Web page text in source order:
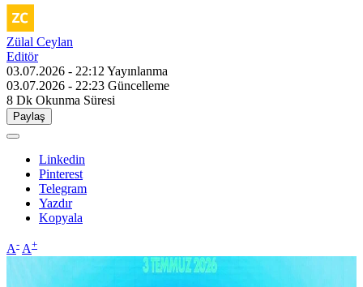
Zülal Ceylan
Editör
03.07.2026 - 22:12 Yayınlanma
03.07.2026 - 22:23 Güncelleme
8 Dk Okunma Süresi
Paylaş
Linkedin
Pinterest
Telegram
Yazdır
Kopyala
A- A+